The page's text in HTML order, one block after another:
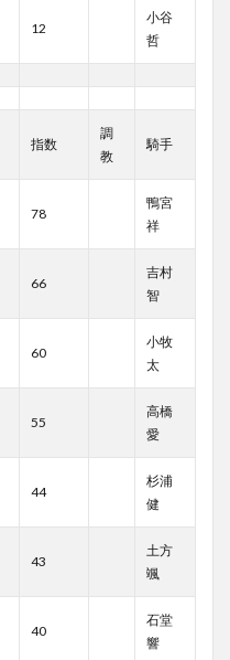
12
小谷
哲
指数
調
教
騎手
78
鴨宮
祥
66
吉村
智
60
小牧
太
55
高橋
愛
44
杉浦
健
43
土方
颯
40
石堂
響